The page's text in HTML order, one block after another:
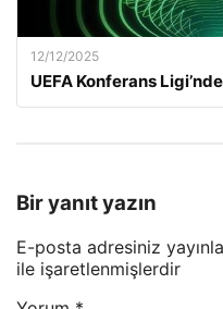
12/12/2025
UEFA Konferans
Bir yanıt yazın
E-posta adresiniz
ile işaretlenmişlerdir